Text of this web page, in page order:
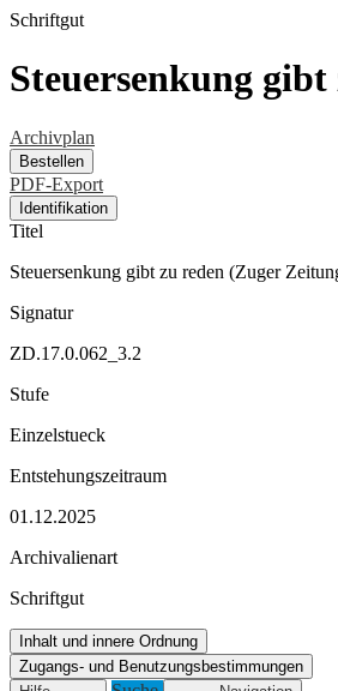
Schriftgut
Steuersenkung
Archivplan
Bestellen
PDF-Export
Identifikation
Titel
Steuersenkung gibt zu reden (Zuger
Signatur
ZD.17.0.062_3.2
Stufe
Einzelstueck
Entstehungszeitraum
01.12.2025
Archivalienart
Schriftgut
Inhalt und innere Ordnung
Zugangs- und Benutzungsbestimmungen